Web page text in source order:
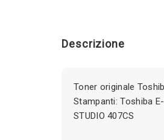
Descrizione
Toner originale
Stampanti: Toshiba
STUDIO 407CS